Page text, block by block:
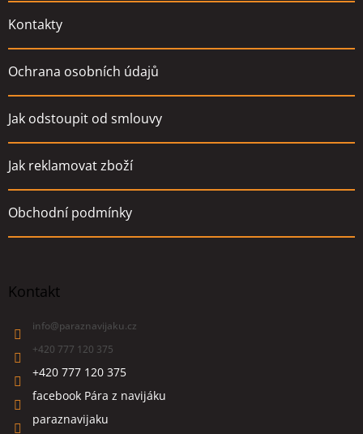
Kontakty
Ochrana osobních údajů
Jak odstoupit od smlouvy
Jak reklamovat zboží
Obchodní podmínky
Kontakt
info@paraznavijaku.cz
+420 777 120 375
+420 777 120 375
facebook Pára z navijáku
paraznavijaku